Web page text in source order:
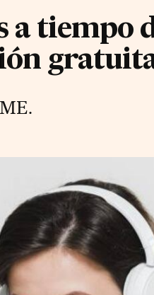
a tiempo